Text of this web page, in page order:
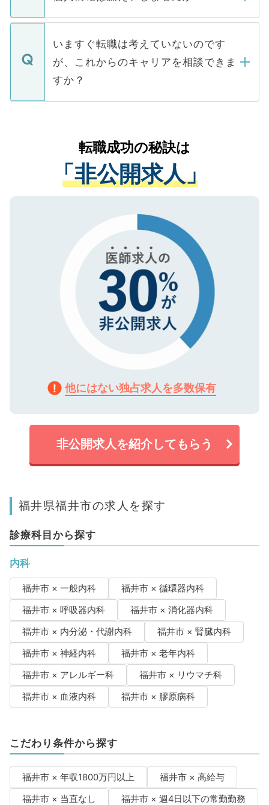
■応募殺到を避けるため 人気のある医療機
関を公にしてしまうと、応募が殺到する場
に、医療機関が求める条件に合った人材の
みを人材紹介会社に依頼するケースが増え
ています。
定を承諾する必要はありません。内定先へ
の辞退の連絡はキャリアパートナーが行い
ますので、ご安心ください。
個人情報が漏えいすることはありませんの
で、ご安心ください。当サイトからの登録
などで収集したご登録者様の個人情報は、
ご本人のキャリアアップおよび転職活動の
支援を目的に使用いたします。お預かりし
ているすべての個人データはご本人の許可
は、個人情報の取り扱いについての厳密な
管理基準を満たした事業者のみに付与され
る、プライバシーマークを取得済みです。
ご登録いただいた個人情報は、SSL（デー
で、機密保持に関してもご安心ください。
いますぐ転職は考えていないのです
が、これからのキャリアを相談できま
すか？
かがいして、現在の医療機関の状況や紹介
経験をまじえながら、適切なアドバイスを
させていただきます。すぐにご転職をされ
ない方には、長期的なサポートが可能です
ので、まずはご登録ください。
転職成功の秘訣は
「非公開求人」
他にはない独占求人を多数保有
非公開求人を紹介してもらう
福井県福井市の求人を探す
診療科目から探す
内科
福井市 × 一般内科
福井市 × 循環器内科
福井市 × 呼吸器内科
福井市 × 消化器内科
福井市 × 内分泌・代謝内科
福井市 × 腎臓内科
福井市 × 神経内科
福井市 × 老年内科
福井市 × アレルギー科
福井市 × リウマチ科
福井市 × 血液内科
福井市 × 膠原病科
こだわり条件から探す
福井市 × 年収1800万円以上
福井市 × 高給与
福井市 × 当直なし
福井市 × 週4日以下の常勤勤務